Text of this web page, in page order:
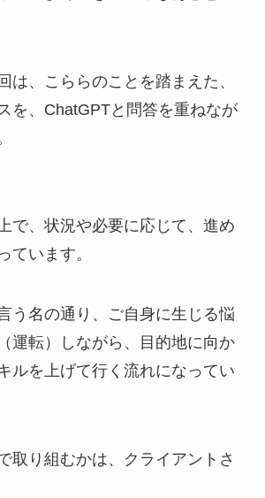
は、こららのことを踏まえた、
を、ChatGPTと問答を重ねなが
で、状況や必要に応じて、進め
ています。
う名の通り、ご自身に生じる悩
運転）しながら、目的地に向か
ルを上げて行く流れになってい
取り組むかは、クライアントさ